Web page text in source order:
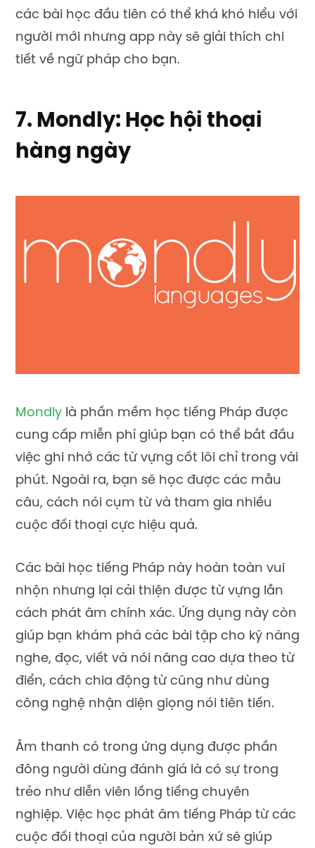
các bài học đầu tiên có thể khá khó hiểu với
người mới nhưng app này sẽ giải thích chi
tiết về ngữ pháp cho bạn.
7. Mondly: Học hội thoại
hàng ngày
Mondly là phần mềm học tiếng Pháp được
cung cấp miễn phí giúp bạn có thể bắt đầu
việc ghi nhớ các từ vựng cốt lõi chỉ trong vài
phút. Ngoài ra, bạn sẽ học được các mẫu
câu, cách nói cụm từ và tham gia nhiều
cuộc đối thoại cực hiệu quả.
Các bài học tiếng Pháp này hoàn toàn vui
nhộn nhưng lại cải thiện được từ vựng lẫn
cách phát âm chính xác. Ứng dụng này còn
giúp bạn khám phá các bài tập cho kỹ năng
nghe, đọc, viết và nói nâng cao dựa theo từ
điển, cách chia động từ cũng như dùng
công nghệ nhận diện giọng nói tiên tiến.
Âm thanh có trong ứng dụng được phần
đông người dùng đánh giá là có sự trong
trẻo như diễn viên lồng tiếng chuyên
nghiệp. Việc học phát âm tiếng Pháp từ các
cuộc đối thoại của người bản xứ sẽ giúp